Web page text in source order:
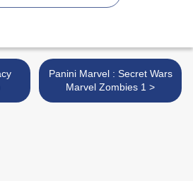
Panini Marvel : Secret Wars
Marvel Zombies 1 >